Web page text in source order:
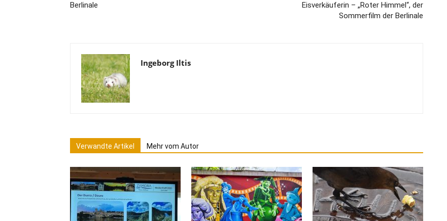
Berlinale
Eisverkäuferin – „Roter Himmel“, der
Sommerfilm der Berlinale
Ingeborg Iltis
Verwandte Artikel Mehr vom Autor